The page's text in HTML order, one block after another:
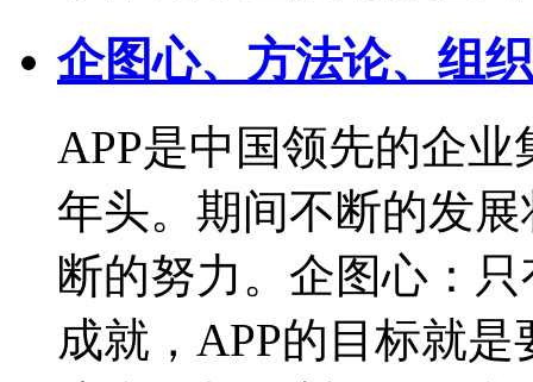
企图心、方法论、组
APP是中国领先的企
年头。期间不断的发
断的努力。企图心：
成就，APP的目标就